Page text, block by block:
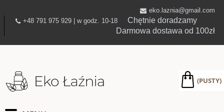
eko.laznia@gmail.com
+48 791 975 929 | w godz. 10-18 Chętnie doradzamy
Darmowa dostawa od 100zł
(PUSTY)